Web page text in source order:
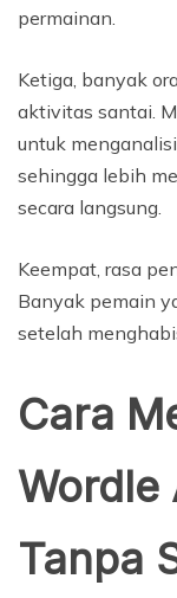
permainan.
Ketiga, banyak
aktivitas santai.
untuk
sehingga lebih
secara langsung.
Keempat, rasa
Banyak pemain
setelah
Cara
Wordle
Tanpa